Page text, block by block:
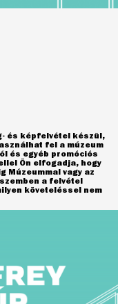
és képfelvétel készül,
fel a múzeum
és egyéb promóciós
Ön elfogadja, hogy
Múzeummal vagy az
a felvétel
követeléssel nem